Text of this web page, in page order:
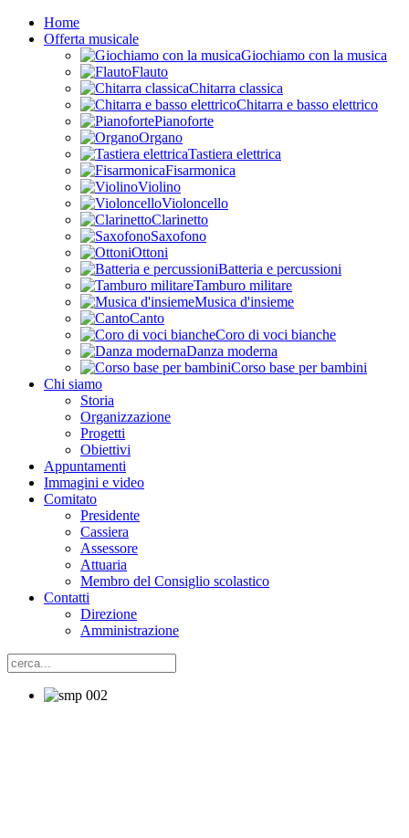
Home
Offerta musicale
Giochiamo con la musica
Flauto
Chitarra classica
Chitarra e basso elettrico
Pianoforte
Organo
Tastiera elettrica
Fisarmonica
Violino
Violoncello
Clarinetto
Saxofono
Ottoni
Batteria e percussioni
Tamburo militare
Musica d'insieme
Canto
Coro di voci bianche
Danza moderna
Corso base per bambini
Chi siamo
Storia
Organizzazione
Progetti
Obiettivi
Appuntamenti
Immagini e video
Comitato
Presidente
Cassiera
Assessore
Attuaria
Membro del Consiglio scolastico
Contatti
Direzione
Amministrazione